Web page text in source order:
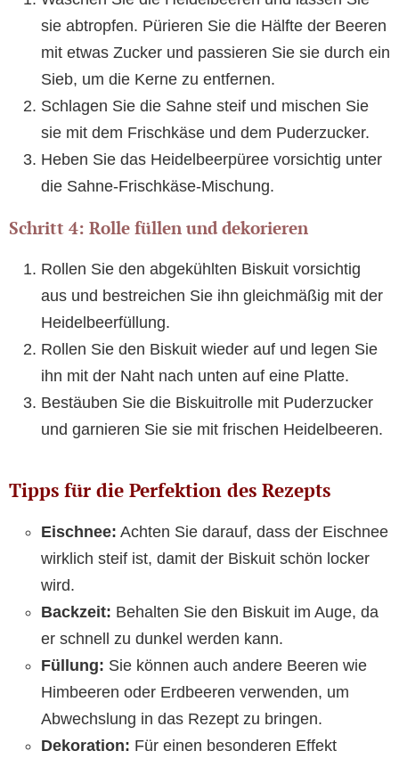
sie abtropfen. Pürieren Sie die Hälfte der Beeren
mit etwas Zucker und passieren Sie sie durch ein
Sieb, um die Kerne zu entfernen.
Schlagen Sie die Sahne steif und mischen Sie
sie mit dem Frischkäse und dem Puderzucker.
Heben Sie das Heidelbeerpüree vorsichtig unter
die Sahne-Frischkäse-Mischung.
Schritt 4: Rolle füllen und dekorieren
Rollen Sie den abgekühlten Biskuit vorsichtig
aus und bestreichen Sie ihn gleichmäßig mit der
Heidelbeerfüllung.
Rollen Sie den Biskuit wieder auf und legen Sie
ihn mit der Naht nach unten auf eine Platte.
Bestäuben Sie die Biskuitrolle mit Puderzucker
und garnieren Sie sie mit frischen Heidelbeeren.
Tipps für die Perfektion des Rezepts
Eischnee: Achten Sie darauf, dass der Eischnee
wirklich steif ist, damit der Biskuit schön locker
wird.
Backzeit: Behalten Sie den Biskuit im Auge, da
er schnell zu dunkel werden kann.
Füllung: Sie können auch andere Beeren wie
Himbeeren oder Erdbeeren verwenden, um
Abwechslung in das Rezept zu bringen.
Dekoration: Für einen besonderen Effekt